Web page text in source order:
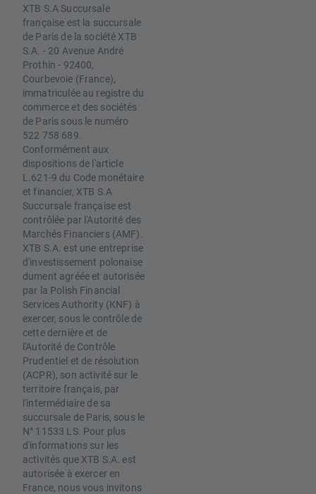
XTB S.A Succursale
française est la succursale
de Paris de la société XTB
S.A. - 20 Avenue André
Prothin - 92400,
Courbevoie (France),
immatriculée au registre du
commerce et des sociétés
de Paris sous le numéro
522 758 689.
Conformément aux
dispositions de l'article
L.621-9 du Code monétaire
et financier, XTB S.A
Succursale française est
contrôlée par l'Autorité des
Marchés Financiers (AMF).
XTB S.A. est une entreprise
d'investissement polonaise
dument agréée et autorisée
par la Polish Financial
Services Authority (KNF) à
exercer, sous le contrôle de
cette dernière et de
l'Autorité de Contrôle
Prudentiel et de résolution
(ACPR), son activité sur le
territoire français, par
l'intermédiaire de sa
succursale de Paris, sous le
N° 11533 LS. Pour plus
d'informations sur les
activités que XTB S.A. est
autorisée à exercer en
France, nous vous invitons